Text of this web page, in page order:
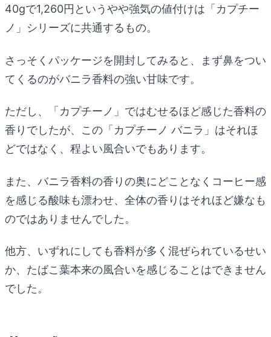
40gで1,260円というやや強気の値付けは「カプチー
ノ」シリーズに共通するもの。
さっそくパッケージを開封してみると、まず鼻をつい
てくるのがバニラ香料の強い甘味です。
ただし、「カプチーノ」ではむせるほど感じた香料の
香りでしたが、この「カプチーノ バニラ」はそれほ
どではなく、程よい風合いでもあります。
また、バニラ香料の香りの奥にどことなくコーヒー感
を感じる酸味も漂わせ、全体の香りはそれほど嫌なも
のではありませんでした。
他方、いずれにしても香料が多く混ぜられているせい
か、たばこ葉本来の風合いを感じることはできません
でした。